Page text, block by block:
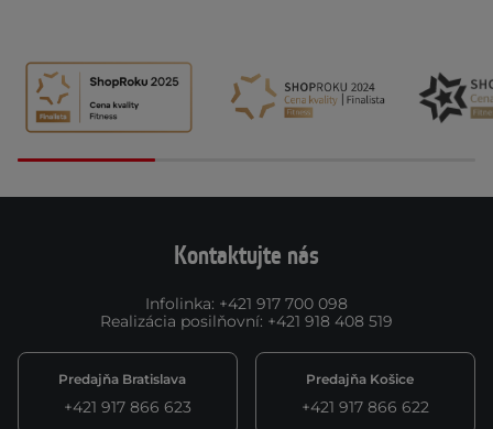
Kontaktujte nás
Infolinka: +421 917 700 098
Realizácia posilňovní: +421 918 408 519
Predajňa Bratislava
+421 917 866 623
Predajňa Košice
+421 917 866 622